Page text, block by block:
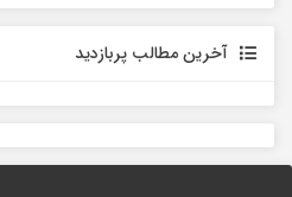
آخرین مطالب پربازدید